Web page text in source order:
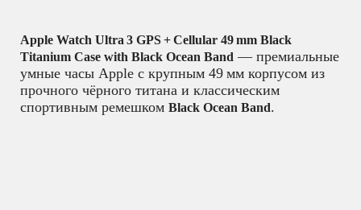
Apple Watch Ultra 3 GPS + Cellular 49 mm Black
Titanium Case with Black Ocean Band — премиальные
умные часы Apple с крупным 49 мм корпусом из
прочного чёрного титана и классическим
спортивным ремешком Black Ocean Band.